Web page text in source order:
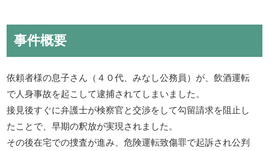
事件概要
依頼者様の息子さん（４０代、みなし公務員）が、飲酒運転
で人身事故を起こして逮捕されてしまいました。
接見後すぐに弁護士が検察官と交渉をして勾留請求を阻止し
たことで、早期の釈放が実現されました。
その後在宅での捜査が進み、危険運転致傷罪で起訴され公判